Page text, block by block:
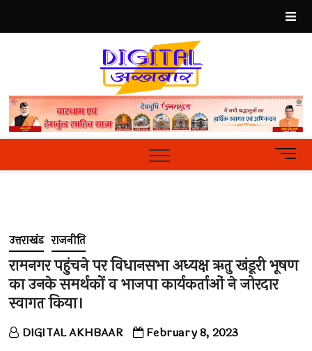
content
Hindi
News
PortalM
e
t
o
उत्तराखंड राजनीति
रामनगर पहुंचने पर विधानसभा अध्यक्ष ऋतु खंडूरी भूषण
का उनके समर्थकों व भाजपा कार्यकर्ताओं ने जोरदार
स्वागत किया।
DIGITAL AKHBAAR February 8, 2023